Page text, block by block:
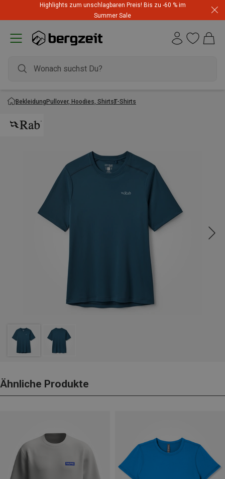
Highlights zum unschlagbaren Preis! Bis zu -60 % im
Summer Sale
BekleidungPullover, Hoodies, ShirtsT-Shirts
Ähnliche Produkte